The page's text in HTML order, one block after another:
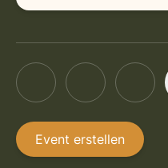
Event erstellen